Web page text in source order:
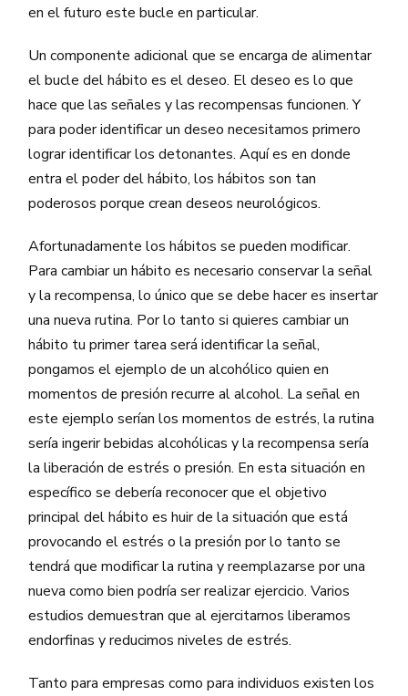
en el futuro este bucle en particular.
Un componente adicional que se encarga de alimentar
el bucle del hábito es el deseo. El deseo es lo que
hace que las señales y las recompensas funcionen. Y
para poder identificar un deseo necesitamos primero
lograr identificar los detonantes. Aquí es en donde
entra el poder del hábito, los hábitos son tan
poderosos porque crean deseos neurológicos.
Afortunadamente los hábitos se pueden modificar.
Para cambiar un hábito es necesario conservar la señal
y la recompensa, lo único que se debe hacer es insertar
una nueva rutina. Por lo tanto si quieres cambiar un
hábito tu primer tarea será identificar la señal,
pongamos el ejemplo de un alcohólico quien en
momentos de presión recurre al alcohol. La señal en
este ejemplo serían los momentos de estrés, la rutina
sería ingerir bebidas alcohólicas y la recompensa sería
la liberación de estrés o presión. En esta situación en
específico se debería reconocer que el objetivo
principal del hábito es huir de la situación que está
provocando el estrés o la presión por lo tanto se
tendrá que modificar la rutina y reemplazarse por una
nueva como bien podría ser realizar ejercicio. Varios
estudios demuestran que al ejercitarnos liberamos
endorfinas y reducimos niveles de estrés.
Tanto para empresas como para individuos existen los